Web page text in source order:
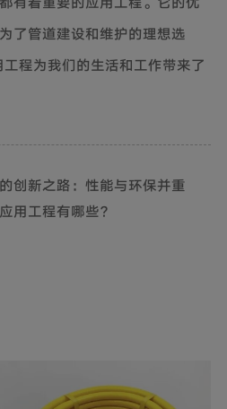
了管道建设和维护的理想选
程为我们的生活和工作带来了
创新之路：性能与环保并重
用工程有哪些？